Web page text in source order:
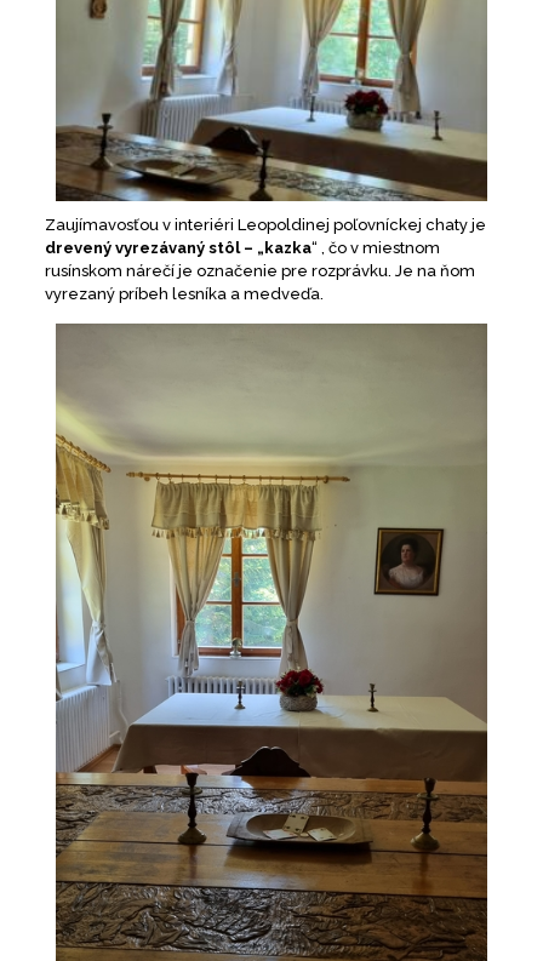
Zaujímavosťou v interiéri Leopoldinej poľovníckej chaty je
drevený vyrezávaný stôl – „kazka“ , čo v miestnom
rusínskom nárečí je označenie pre rozprávku. Je na ňom
vyrezaný príbeh lesníka a medveďa.